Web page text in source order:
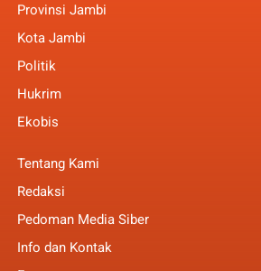
Provinsi Jambi
Kota Jambi
Politik
Hukrim
Ekobis
Tentang Kami
Redaksi
Pedoman Media Siber
Info dan Kontak